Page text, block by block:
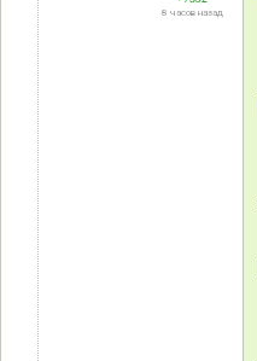
8 часов назад